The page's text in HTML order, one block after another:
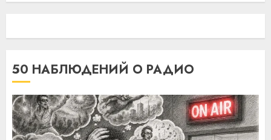
50 НАБЛЮДЕНИЙ О РАДИО